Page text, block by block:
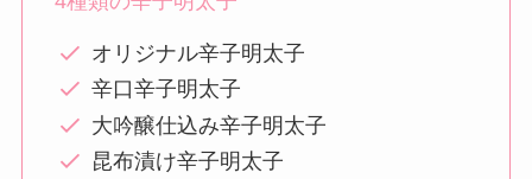
オリジナル辛子明太子
辛口辛子明太子
大吟醸仕込み辛子明太子
昆布漬け辛子明太子